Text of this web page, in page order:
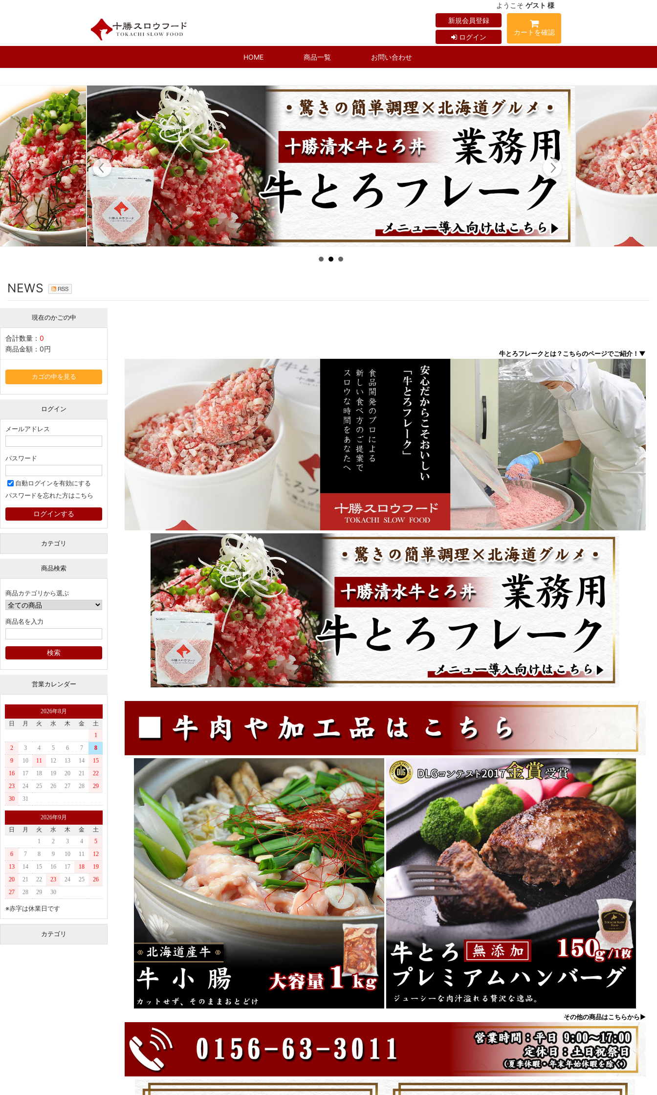
ようこそ ゲスト 様
新規会員登録
ログイン
カートを確認
HOME 商品一覧 お問い合わせ
NEWS
現在のかごの中
合計数量： 0
商品金額： 0円
カゴの中を見る
ログイン
メールアドレス
パスワード
自動ログインを有効にする
パスワードを忘れた方はこちら
カテゴリ
商品検索
商品カテゴリから選ぶ
商品名を入力
営業カレンダー
2026年8月
日
月 火 水 木 金
土
1
2
3 4 5 6 7
8
9
10 11 12 13 14
15
16
17 18 19 20 21
22
23
24 25 26 27 28
29
30
31
2026年9月
日
月 火 水 木 金
土
1
2 3 4
5
6
7 8 9 10 11
12
13
14 15 16 17 18
19
20
21 22 23 24 25
26
27
28 29 30
※赤字は休業日です
カテゴリ
牛とろフレークとは？こちらのページでご紹介！▼
その他の商品はこちらから▶